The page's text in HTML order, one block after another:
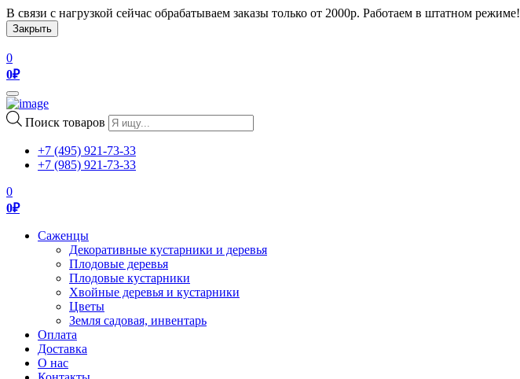
В связи с нагрузкой сейчас обрабатываем заказы только от 2000р. Работаем в штатном режиме!
Закрыть
0
0₽
Toggle
navigation
Поиск товаров
+7 (495) 921-73-33
+7 (985) 921-73-33
0
0₽
Саженцы
Декоративные кустарники и деревья
Плодовые деревья
Плодовые кустарники
Хвойные деревья и кустарники
Цветы
Земля садовая, инвентарь
Оплата
Доставка
О нас